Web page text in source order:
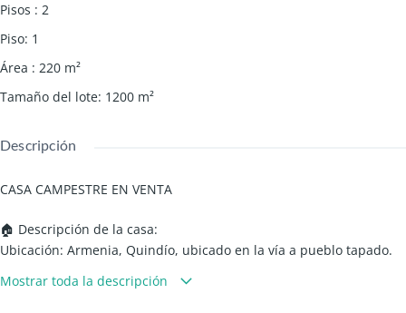
Pisos : 2
Piso: 1
Área : 220 m²
Tamaño del lote: 1200 m²
Descripción
CASA CAMPESTRE EN VENTA
🏠 Descripción de la casa:
Ubicación: Armenia, Quindío, ubicado en la vía a pueblo tapado.
Número de habitaciones: 5
Mostrar toda la descripción